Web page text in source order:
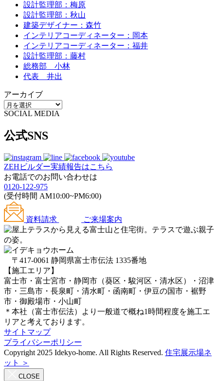
設計監理部：梅原
設計監理部：秋山
建築デザイナー：森竹
インテリアコーディネーター：岡本
インテリアコーディネーター：福井
設計監理部：藤村
総務部 小林
代表 井出
アーカイブ
SOCIAL MEDIA
公式SNS
ZEHビルダー実績報告はこちら
お電話でのお問い合わせは
0120-122-975
(受付時間 AM10:00~PM6:00)
資料請求 ご来場案内
〒417-0061 静岡県富士市伝法 1335番地
【施工エリア】
富士市・富士宮市・静岡市（葵区・駿河区・清水区）・沼津
市・三島市・長泉町・清水町・函南町・伊豆の国市・裾野
市・御殿場市・小山町
＊本社（富士市伝法）より一般道で概ね1時間程度を施工エ
リアと考えております。
サイトマップ
プライバシーポリシー
Copyright 2025 Idekyo-home. All Rights Reserved. 住宅展示場ネ
ット ＞
CLOSE